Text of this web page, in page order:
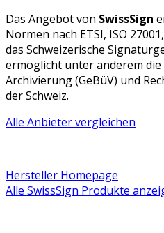
Das Angebot von SwissSign
Normen nach ETSI, ISO
das Schweizerische
ermöglicht unter anderem
Archivierung (GeBüV) und
der Schweiz.
Alle Anbieter vergleichen
Hersteller Homepage
Alle SwissSign Produkte